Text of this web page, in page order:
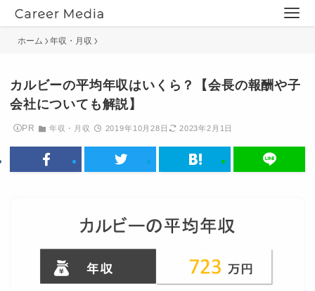
ホーム 年収・月収
カルビーの平均年収はいくら？【会長の報酬や子
会社についても解説】
PR 年収・月収 2019年10月28日 2023年2月1日